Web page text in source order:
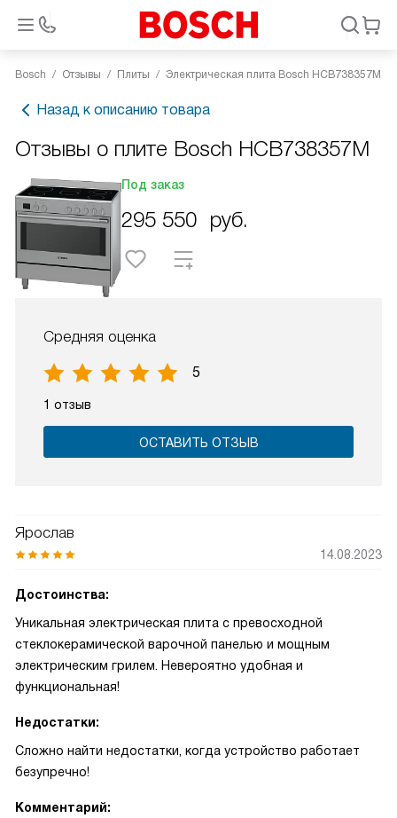
Bosch Отзывы Плиты Электрическая плита Bosch HCB738357M
Назад к описанию товара
Отзывы о плите Bosch HCB738357M
Под заказ
295 550 руб.
Средняя оценка
5
1 отзыв
ОСТАВИТЬ ОТЗЫВ
Ярослав
14.08.2023
Достоинства:
Уникальная электрическая плита с превосходной
стеклокерамической варочной панелью и мощным
электрическим грилем. Невероятно удобная и
функциональная!
Недостатки:
Сложно найти недостатки, когда устройство работает
безупречно!
Комментарий: